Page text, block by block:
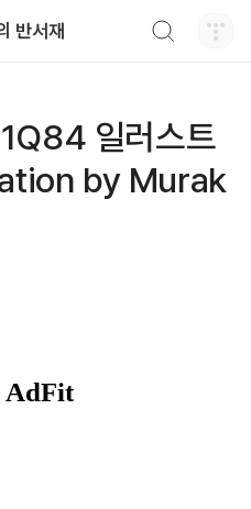
반서재
일러스트
by Murak